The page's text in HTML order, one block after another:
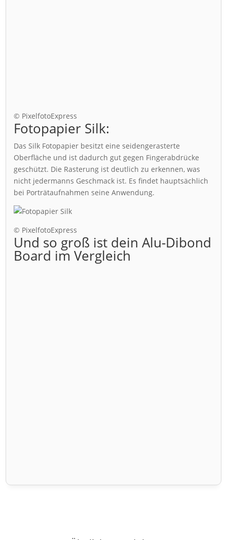
© PixelfotoExpress
Fotopapier Silk:
Das Silk Fotopapier besitzt eine seidengerasterte
Oberfläche und ist dadurch gut gegen Fingerabdrücke
geschützt. Die Rasterung ist deutlich zu erkennen, was
nicht jedermanns Geschmack ist. Es findet hauptsächlich
bei Porträtaufnahmen seine Anwendung.
© PixelfotoExpress
Und so groß ist dein Alu-Dibond
Board im Vergleich